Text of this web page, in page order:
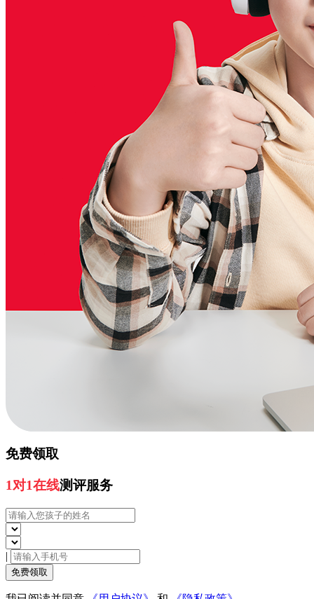
免费领取
1对1在线测评服务
|
免费领取